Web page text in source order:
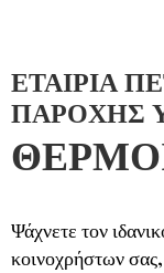
ΕΤΑΙΡΙΑ
ΠΑΡΟΧΗΣ
Ψάχνετε τον
κοινοχρήστων σας,